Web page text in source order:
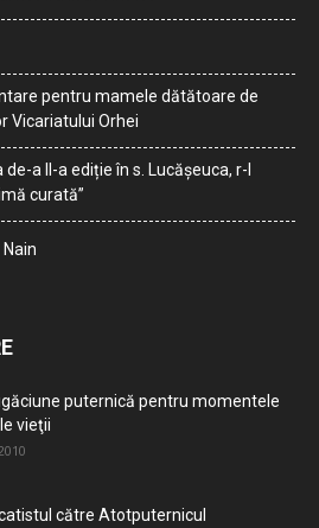
pentru mamele dătătoare de
Vicariatului Orhei
a II-a ediție în s. Lucășeuca, r-l
curată”
puternică pentru momentele
vieţii
către Atotputernicul